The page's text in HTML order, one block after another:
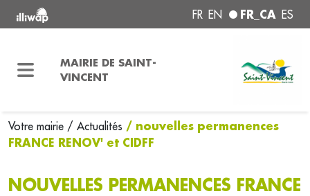
FR EN FR_CA ES
MAIRIE DE SAINT-
VINCENT
Votre mairie / Actualités / nouvelles permanences
FRANCE RENOV' et CIDFF
NOUVELLES PERMANENCES FRANCE